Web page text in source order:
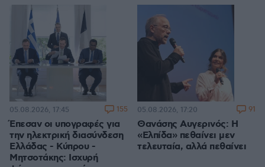
Έπεσαν οι υπογραφές για
την ηλεκτρική διασύνδεση
Ελλάδας - Κύπρου -
Μητσοτάκης: Ισχυρή
05.08.2026, 17:45 155
Θανάσης Αυγερινός: Η
«Ελπίδα» πεθαίνει μεν
τελευταία, αλλά πεθαίνει
05.08.2026, 17:20 91